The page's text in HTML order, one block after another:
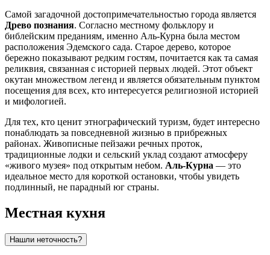
Самой загадочной достопримечательностью города является
Древо познания. Согласно местному фольклору и
библейским преданиям, именно Аль-Курна была местом
расположения Эдемского сада. Старое дерево, которое
бережно показывают редким гостям, почитается как та самая
реликвия, связанная с историей первых людей. Этот объект
окутан множеством легенд и является обязательным пунктом
посещения для всех, кто интересуется религиозной историей
и мифологией.
Для тех, кто ценит этнографический туризм, будет интересно
понаблюдать за повседневной жизнью в прибрежных
районах. Живописные пейзажи речных проток,
традиционные лодки и сельский уклад создают атмосферу
«живого музея» под открытым небом. Аль-Курна — это
идеальное место для короткой остановки, чтобы увидеть
подлинный, не парадный юг страны.
Местная кухня
Нашли неточность?